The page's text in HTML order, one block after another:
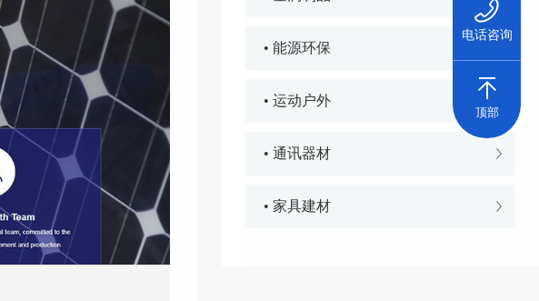
电话咨询
顶部
• 能源环保
• 运动户外
• 通讯器材
• 家具建材